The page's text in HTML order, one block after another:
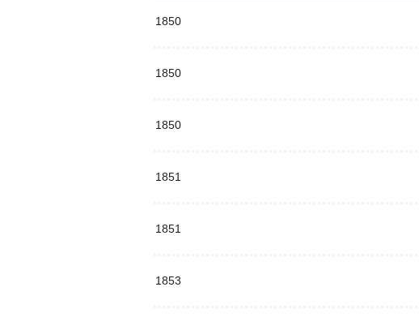
1850
1850
1850
1851
1851
1853